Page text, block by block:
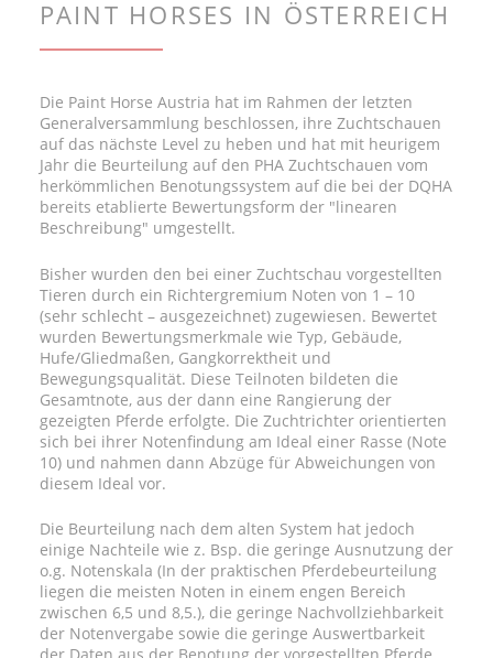
PAINT HORSES IN ÖSTERREICH
Die Paint Horse Austria hat im Rahmen der letzten
Generalversammlung beschlossen, ihre Zuchtschauen
auf das nächste Level zu heben und hat mit heurigem
Jahr die Beurteilung auf den PHA Zuchtschauen vom
herkömmlichen Benotungssystem auf die bei der DQHA
bereits etablierte Bewertungsform der "linearen
Beschreibung" umgestellt.
Bisher wurden den bei einer Zuchtschau vorgestellten
Tieren durch ein Richtergremium Noten von 1 – 10
(sehr schlecht – ausgezeichnet) zugewiesen. Bewertet
wurden Bewertungsmerkmale wie Typ, Gebäude,
Hufe/Gliedmaßen, Gangkorrektheit und
Bewegungsqualität. Diese Teilnoten bildeten die
Gesamtnote, aus der dann eine Rangierung der
gezeigten Pferde erfolgte. Die Zuchtrichter orientierten
sich bei ihrer Notenfindung am Ideal einer Rasse (Note
10) und nahmen dann Abzüge für Abweichungen von
diesem Ideal vor.
Die Beurteilung nach dem alten System hat jedoch
einige Nachteile wie z. Bsp. die geringe Ausnutzung der
o.g. Notenskala (In der praktischen Pferdebeurteilung
liegen die meisten Noten in einem engen Bereich
zwischen 6,5 und 8,5.), die geringe Nachvollziehbarkeit
der Notenvergabe sowie die geringe Auswertbarkeit